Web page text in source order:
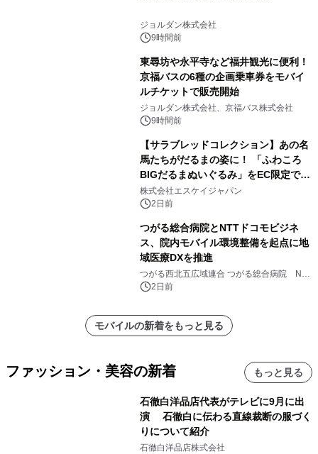
ジョルダン株式会社
9時間前
東尋坊や永平寺など福井観光に便利！
京福バスの6種の企画乗車券をモバイ
ルチケットで販売開始
ジョルダン株式会社、京福バス株式会社
9時間前
【サラブレッドコレクション】あの名
馬たちがだるまの姿に！ 「ふわころ
BIGだるまぬいぐるみ」をEC限定で受
注販売開始
株式会社エスケイジャパン
2日前
つがる総合病院とNTTドコモビジネ
ス、院内モバイル環境整備を起点に地
域医療DXを推進
つがる西北五広域連合 つがる総合病院 NTT
ドコモビジネス株式会社
2日前
モバイルの新着をもっと見る
ファッション・美容の新着 もっと見る
石徹白洋品店代表がテレビに9月に出
演 石徹白に伝わる直線裁断の服づく
りについて紹介
石徹白洋品店株式会社